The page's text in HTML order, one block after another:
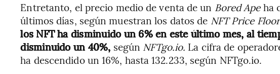
Entretanto, el precio medio de venta de un Bored Apeha
últimos días, según muestran los datos de NFT Price Floor
los NFT ha disminuido un 6% en este último mes, al
disminuido un 40%, según NFTgo.io. La cifra de
ha descendido un 16%, hasta 132.233, según NFTgo.io.